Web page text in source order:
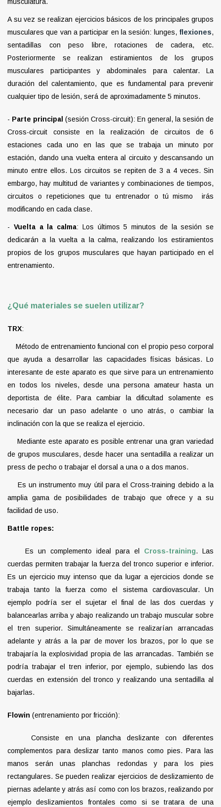
musculatura.
A su vez se realizan ejercicios básicos de los principales grupos
musculares que van a participar en la sesión: lunges, flexiones,
sentadillas con peso libre, rotaciones de cadera, etc.
Posteriormente se realizan estiramientos de los grupos
musculares participantes y abdominales para calentar. La
duración del calentamiento, que es fundamental para prevenir
cualquier tipo de lesión, será de aproximadamente 5 minutos.
- Parte principal (sesión Cross-circuit): En general, la sesión de
Cross-circuit consiste en la realización de circuitos de 6
estaciones cada uno en las que se trabaja un minuto por
estación, dando una vuelta entera al circuito y descansando un
minuto entre ellos. Los circuitos se repiten de 3 a 4 veces. Sin
embargo, hay multitud de variantes y combinaciones de tiempos,
circuitos o repeticiones que tu entrenador o tú mismo irás
modificando en cada clase.
- Vuelta a la calma: Los últimos 5 minutos de la sesión se
dedicarán a la vuelta a la calma, realizando los estiramientos
propios de los grupos musculares que hayan participado en el
entrenamiento.
¿Qué materiales se suelen utilizar?
TRX:
Método de entrenamiento funcional con el propio peso corporal
que ayuda a desarrollar las capacidades físicas básicas. Lo
interesante de este aparato es que sirve para un entrenamiento
en todos los niveles, desde una persona amateur hasta un
deportista de élite. Para cambiar la dificultad solamente es
necesario dar un paso adelante o uno atrás, o cambiar la
inclinación con la que se realiza el ejercicio.
Mediante este aparato es posible entrenar una gran variedad
de grupos musculares, desde hacer una sentadilla a realizar un
press de pecho o trabajar el dorsal a una o a dos manos.
Es un instrumento muy útil para el Cross-training debido a la
amplia gama de posibilidades de trabajo que ofrece y a su
facilidad de uso.
Battle ropes:
Es un complemento ideal para el Cross-training. Las
cuerdas permiten trabajar la fuerza del tronco superior e inferior.
Es un ejercicio muy intenso que da lugar a ejercicios donde se
trabaja tanto la fuerza como el sistema cardiovascular. Un
ejemplo podría ser el sujetar el final de las dos cuerdas y
balancearlas arriba y abajo realizando un trabajo muscular sobre
el tren superior. Simultáneamente se realizarían arrancadas
adelante y atrás a la par de mover los brazos, por lo que se
trabajaría la explosividad propia de las arrancadas. También se
podría trabajar el tren inferior, por ejemplo, subiendo las dos
cuerdas en extensión del tronco y realizando una sentadilla al
bajarlas.
Flowin (entrenamiento por fricción):
Consiste en una plancha deslizante con diferentes
complementos para deslizar tanto manos como pies. Para las
manos serán unas planchas redondas y para los pies
rectangulares. Se pueden realizar ejercicios de deslizamiento de
piernas adelante y atrás así como con los brazos, realizando por
ejemplo deslizamientos frontales como si se tratara de una